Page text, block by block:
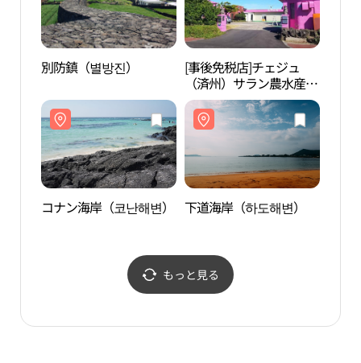
別防鎮（별방진）
[事後免税店]チェジュ
（済州）サラン農水産
(제주사랑농수산)
コナン海岸（코난해변） 下道海岸（하도해변）
もっと見る